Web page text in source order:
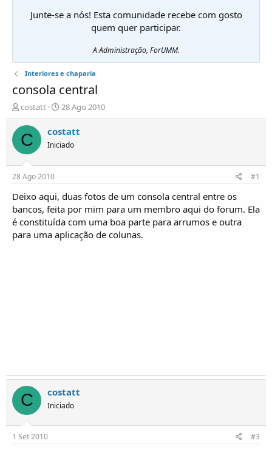
Junte-se a nós! Esta comunidade recebe com gosto
quem quer participar.
A Administração, ForUMM.
Interiores e chaparia
consola central
I
n
i
c
i
d
o
r
e
T
ó
costatt
D
a
t
d
i
o
28 Ago 2010
C costatt
Iniciado
28 Ago 2010 #1
Deixo aqui, duas fotos de um consola central entre os
bancos, feita por mim para um membro aqui do forum. Ela
é constituída com uma boa parte para arrumos e outra
para uma aplicação de colunas.
C costatt
Iniciado
1 Set 2010 #3